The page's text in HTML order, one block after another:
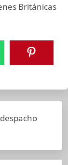
Británicas